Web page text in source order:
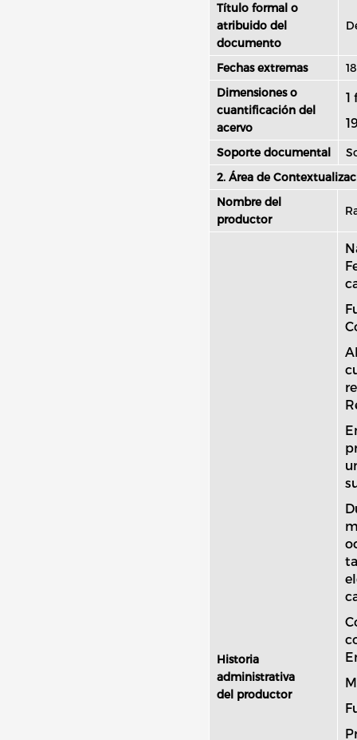
Título formal o
atribuido del
documento
Fechas extremas
Dimensiones o
cuantificación del
acervo
1
Soporte documental
2. Área de
Nombre del
productor
Historia
administrativa
del productor